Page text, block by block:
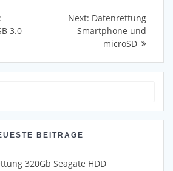
Previous
post:
3.0
Next: Next
post:
Datenrettung
Smartphone und
microSD
BEITRÄGE
320Gb Seagate HDD